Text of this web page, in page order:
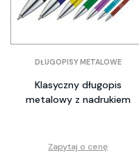
DŁUGOPISY METALOWE
Klasyczny długopis
metalowy z nadrukiem
Zapytaj o cenę